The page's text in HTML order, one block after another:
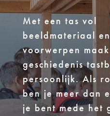
Met een tas vol
beeldmateriaal en
voorwerpen
geschiedenis
persoonlijk. Als
ben je meer dan
je bent mede het